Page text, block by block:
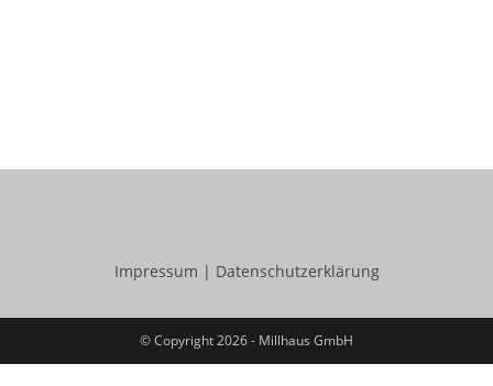
Impressum | Datenschutzerklärung
© Copyright 2026 - Millhaus GmbH